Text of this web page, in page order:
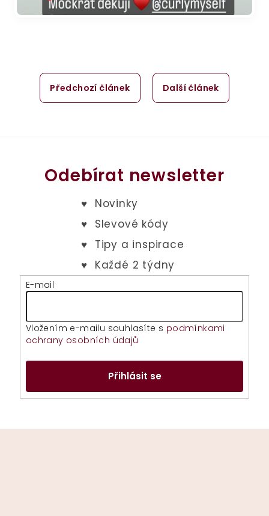
Předchozí článek Další článek
Odebírat newsletter
E-mail
Vložením e-mailu souhlasíte s podmínkami
ochrany osobních údajů
Přihlásit se